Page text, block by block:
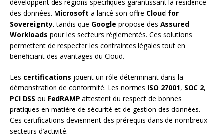
développent des régions spécifiques garantissant la résidence
des données. Microsoft a lancé son offre Cloud for
Sovereignty, tandis que Google propose des Assured
Workloads pour les secteurs réglementés. Ces solutions
permettent de respecter les contraintes légales tout en
bénéficiant des avantages du Cloud.
Les certifications jouent un rôle déterminant dans la
démonstration de conformité. Les normes ISO 27001, SOC 2,
PCI DSS ou FedRAMP attestent du respect de bonnes
pratiques en matière de sécurité et de gestion des données.
Ces certifications deviennent des prérequis dans de nombreux
secteurs d’activité.